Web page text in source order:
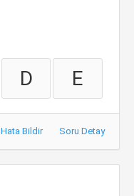
D E
Hata Bildir Soru Detay